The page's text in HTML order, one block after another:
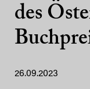
des
26.09.2023